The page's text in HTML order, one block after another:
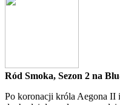
Ród Smoka, Sezon 2 na
Po koronacji króla Aegona II